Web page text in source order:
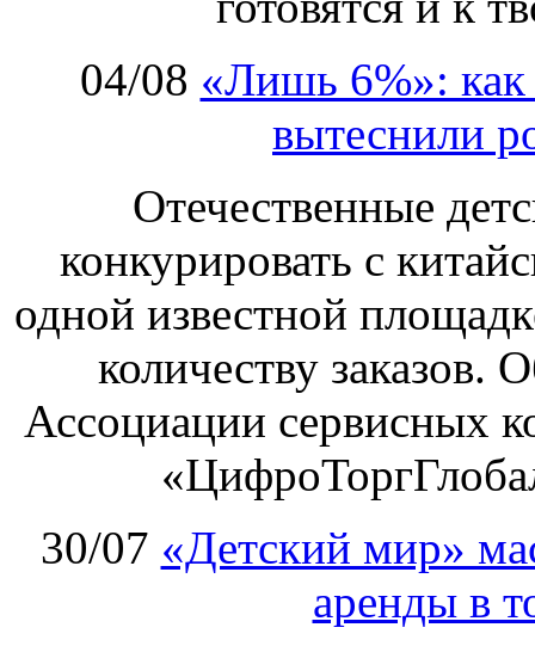
04/08 «Лишь 6%»: как
вытеснили
Отечественные
конкурировать с
одной известной
количеству заказов.
Ассоциации сервисных
30/07 «Детский мир»
аренды в